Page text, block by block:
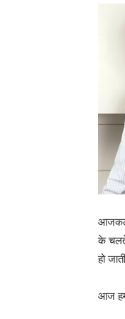
आजकल
के चलते
हो
आज